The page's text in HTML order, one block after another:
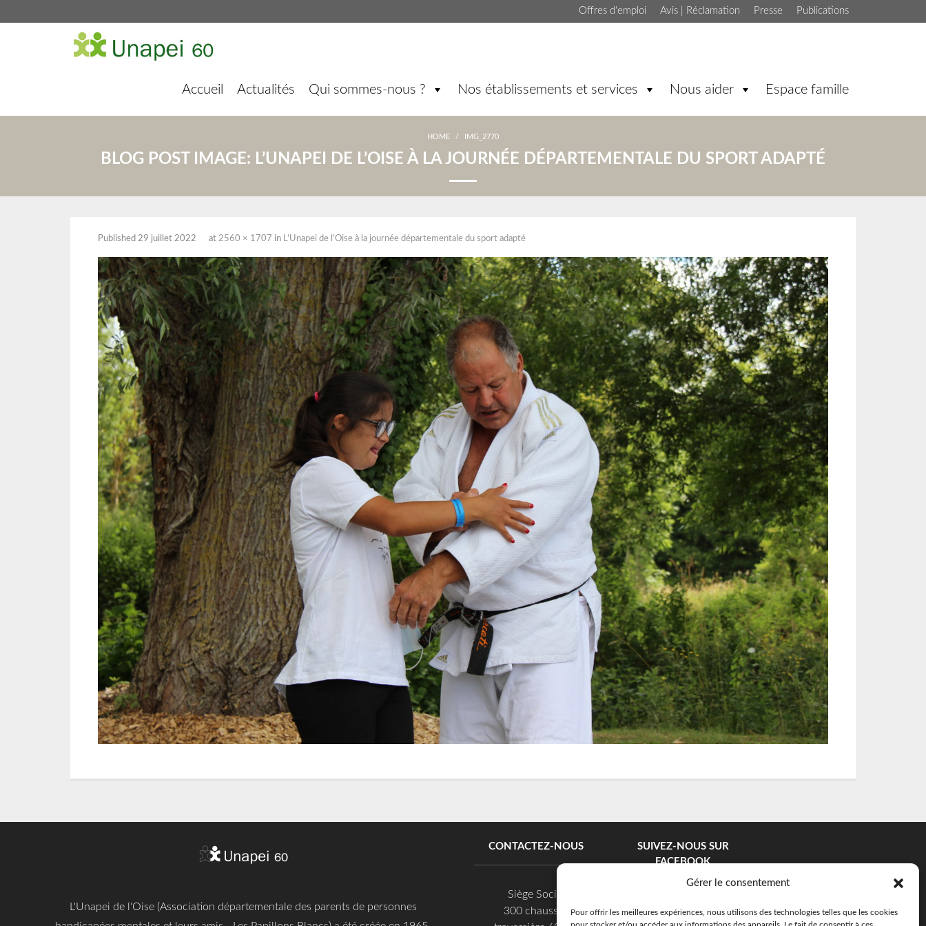
Gérer le consentement
Pour offrir les meilleures expériences, nous utilisons des technologies telles que les cookies
Publications
Presse
Offres d'emploi Avis | Réclamation
Accueil Actualités Qui sommes-nous ? Nos établissements et services Nous aider Espace famille
HOME / IMG_2770
BLOG POST IMAGE: L’UNAPEI DE L’OISE À LA JOURNÉE DÉPARTEMENTALE DU SPORT ADAPTÉ
Published 29 juillet 2022 at 2560 × 1707 in L’Unapei de l’Oise à la journée départementale du sport adapté
L'Unapei de l'Oise (Association départementale des parents de personnes
CONTACTEZ-NOUS
Siège Social
300 chaussée
SUIVEZ-NOUS SUR
FACEBOOK